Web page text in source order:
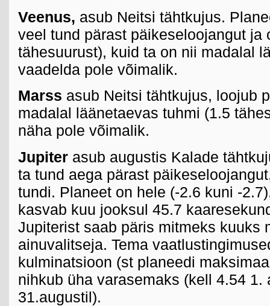
Veenus, asub Neitsi tähtkujus.
veel tund pärast päikeseloojangut ja
tähesuurust), kuid ta on nii madalal
vaadelda pole võimalik.
Marss asub Neitsi tähtkujus, loojub
madalal läänetaevas tuhmi (1.5
näha pole võimalik.
Jupiter asub augustis Kalade
ta tund aega pärast
tundi. Planeet on hele (-2.6 kuni -
kasvab kuu jooksul 45.7
Jupiterist saab päris mitmeks kuuks
ainuvalitseja. Tema
kulminatsioon (st planeedi
nihkub üha varasemaks (kell 4.54 1.
31.augustil).